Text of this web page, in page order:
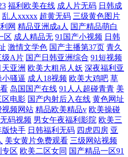
福利欧美在线 成人片无码 日韩成
乱人xxxxx 超黄无码 三级黄色图片
网 精品亚洲成a人 国产精品萌白
区 成人精品无 91国产小视频 日韩
激情文学色 国产主播第37页 青久
级A片 国产日韩亚洲综合 91短视频
亚洲 欧美大粗吊人妖 深夜福利亚
小骚逼 成人18视频 欧美大鸡吧 草
岛国国产在线 91人人超碰青青 美
区电影 国产内射后入在线 黄色网址
视频网站 精品欧美精品v 欧美操碰
码视频 男女午夜福利影院 欧美三
版快手 日韩福利无码 四虎四房 亚
美女黄片免费观看 三级网站视频
专区 欧美二区女同 国产精品一区91